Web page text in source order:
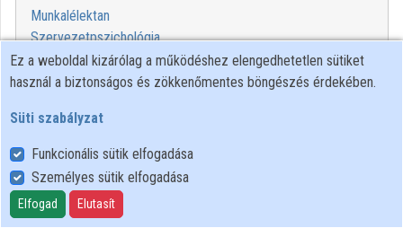
Munkalélektan
Szervezetpszichológia
00:08:21 MINDENTUDÁS
Ez a weboldal kizárólag a működéshez elengedhetetlen sütiket
használ a biztonságos és zökkenőmentes böngészés érdekében.
Süti szabályzat
Funkcionális sütik elfogadása
Személyes sütik elfogadása
Elfogad Elutasít